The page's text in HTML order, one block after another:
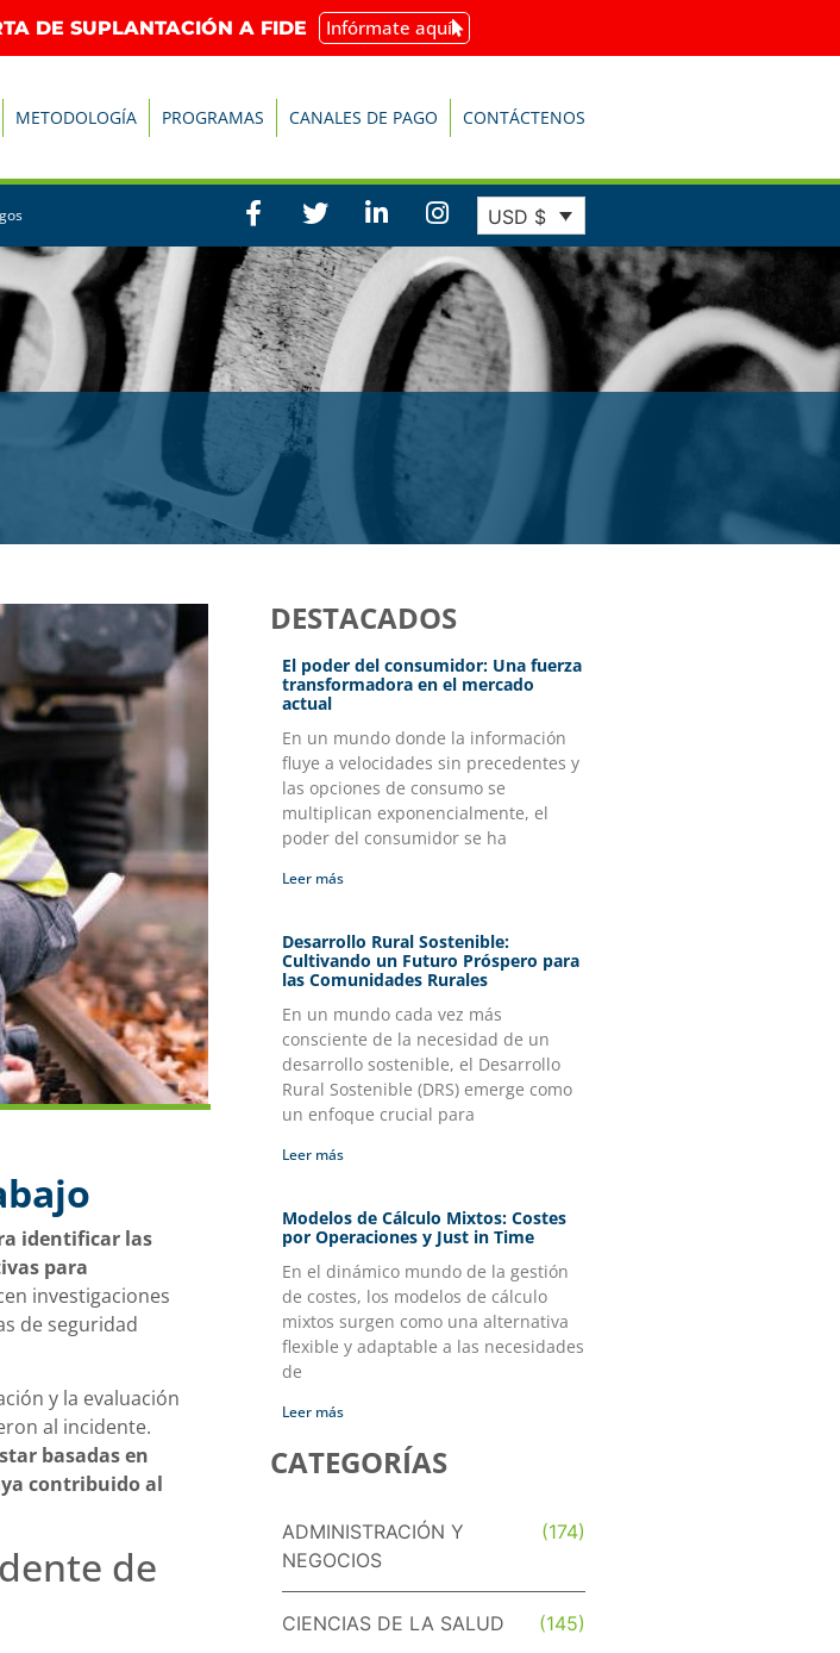
DE SUPLANTACIÓN A FIDE Infórmate aquí
METODOLOGÍA PROGRAMAS CANALES DE PAGO CONTÁCTENOS
USD $
identificar las
para
investigaciones
de seguridad
y la evaluación
al incidente.
basadas en
contribuido al
de
DESTACADOS
El poder del consumidor: Una fuerza
transformadora en el mercado
actual
En un mundo donde la información
fluye a velocidades sin precedentes y
las opciones de consumo se
multiplican exponencialmente, el
poder del consumidor se ha
Leer más
Desarrollo Rural Sostenible:
Cultivando un Futuro Próspero para
las Comunidades Rurales
En un mundo cada vez más
consciente de la necesidad de un
desarrollo sostenible, el Desarrollo
Rural Sostenible (DRS) emerge como
un enfoque crucial para
Leer más
Modelos de Cálculo Mixtos: Costes
por Operaciones y Just in Time
En el dinámico mundo de la gestión
de costes, los modelos de cálculo
mixtos surgen como una alternativa
flexible y adaptable a las necesidades
de
Leer más
CATEGORÍAS
ADMINISTRACIÓN Y
NEGOCIOS
(174)
CIENCIAS DE LA SALUD (145)